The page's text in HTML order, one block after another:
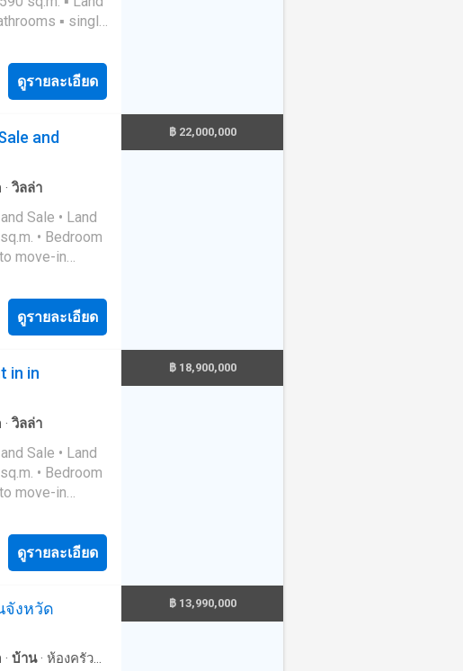
pool size 32
area/
d
ดูรายละเอียด
and
·วิลล่า
• Land
Work:
ดูรายละเอียด
฿ 22,000,000
in in
·วิลล่า
• Land
Work:
ดูรายละเอียด
฿ 18,900,000
จังหวัด
· บ้าน · ห้องครัว
฿ 13,990,000